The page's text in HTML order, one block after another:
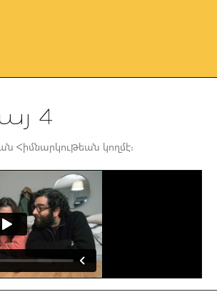
4
Հիմնարկութեան կողմէ։